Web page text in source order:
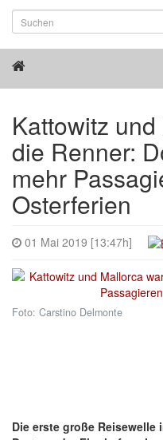
Kattowitz
die Renner:
mehr
Osterferien
01 Mai 2019 [13:47h]
Foto: Carstino Delmonte
Die erste große Reisewelle